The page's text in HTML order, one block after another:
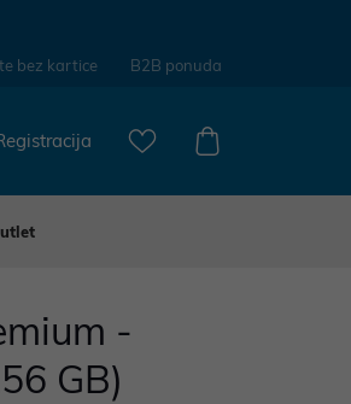
bez kartice B2B ponuda
-
GB)